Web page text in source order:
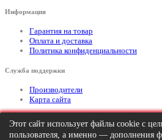
Информация
Гарантия на товар
Оплата и доставка
Политика конфиденциальности
Служба поддержки
Производители
Карта сайта
Дополнительно
Этот сайт использует файлы cookie с
пользователя, а именно — дополнения